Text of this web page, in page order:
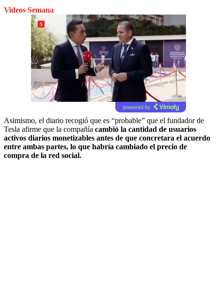
Videos Semana
powered by
Asimismo, el diario recogió que es “probable” que el fundador de
Tesla afirme que la compañía cambió la cantidad de usuarios
activos diarios monetizables antes de que concretara el acuerdo
entre ambas partes, lo que habría cambiado el precio de
compra de la red social.